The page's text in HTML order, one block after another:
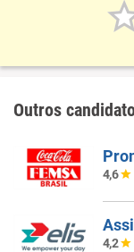
Outros
4,6
4,2